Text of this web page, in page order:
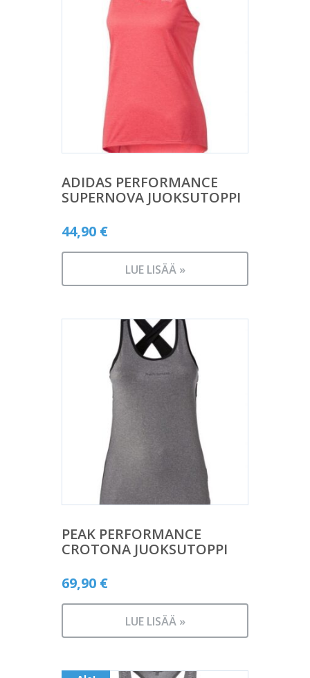
ADIDAS PERFORMANCE
SUPERNOVA JUOKSUTOPPI
44,90 €
LUE LISÄÄ »
PEAK PERFORMANCE
CROTONA JUOKSUTOPPI
69,90 €
LUE LISÄÄ »